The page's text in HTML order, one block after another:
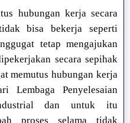
hubungan kerja secara
bisa bekerja seperti
tetap mengajukan
secara sepihak
memutus hubungan kerja
Lembaga Penyelesaian
dan untuk itu
proses selama tidak